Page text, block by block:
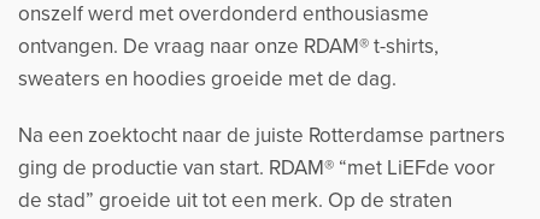
onszelf werd met overdonderd enthousiasme
ontvangen. De vraag naar onze RDAM® t-shirts,
sweaters en hoodies groeide met de dag.
Na een zoektocht naar de juiste Rotterdamse partners
ging de productie van start. RDAM® “met LiEFde voor
de stad” groeide uit tot een merk. Op de straten